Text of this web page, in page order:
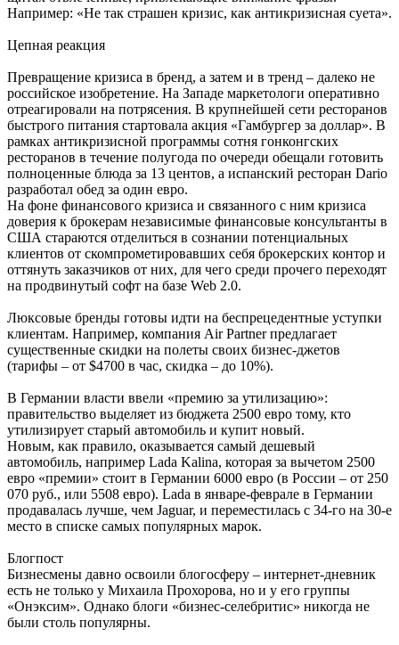
Например: «Не так страшен кризис, как антикризисная суета».
Цепная реакция
Превращение кризиса в бренд, а затем и в тренд – далеко не
российское изобретение. На Западе маркетологи оперативно
отреагировали на потрясения. В крупнейшей сети ресторанов
быстрого питания стартовала акция «Гамбургер за доллар». В
рамках антикризисной программы сотня гонконгских
ресторанов в течение полугода по очереди обещали готовить
полноценные блюда за 13 центов, а испанский ресторан Dario
разработал обед за один евро.
На фоне финансового кризиса и связанного с ним кризиса
доверия к брокерам независимые финансовые консультанты в
США стараются отделиться в сознании потенциальных
клиентов от скомпрометировавших себя брокерских контор и
оттянуть заказчиков от них, для чего среди прочего переходят
на продвинутый софт на базе Web 2.0.
Люксовые бренды готовы идти на беспрецедентные уступки
клиентам. Например, компания Air Partner предлагает
существенные скидки на полеты своих бизнес-джетов
(тарифы – от $4700 в час, скидка – до 10%).
В Германии власти ввели «премию за утилизацию»:
правительство выделяет из бюджета 2500 евро тому, кто
утилизирует старый автомобиль и купит новый.
Новым, как правило, оказывается самый дешевый
автомобиль, например Lada Kalina, которая за вычетом 2500
евро «премии» стоит в Германии 6000 евро (в России – от 250
070 руб., или 5508 евро). Lada в январе-феврале в Германии
продавалась лучше, чем Jaguar, и переместилась с 34-го на 30-е
место в списке самых популярных марок.
Блогпост
Бизнесмены давно освоили блогосферу – интернет-дневник
есть не только у Михаила Прохорова, но и у его группы
«Онэксим». Однако блоги «бизнес-селебритис» никогда не
были столь популярны.